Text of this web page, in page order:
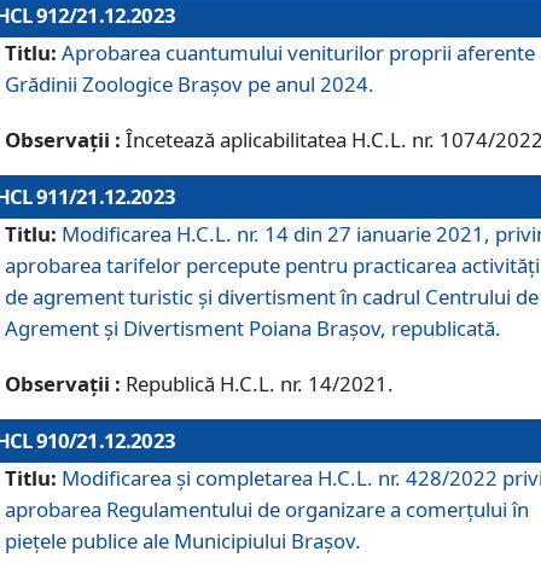
912/21.12.2023
Titlu: Aprobarea cuantumului veniturilor proprii aferente
Grădinii Zoologice Braşov pe anul 2024.
Observații : Încetează aplicabilitatea H.C.L. nr. 1074/
911/21.12.2023
Titlu: Modificarea H.C.L. nr. 14 din 27 ianuarie 2021,
aprobarea tarifelor percepute pentru practicarea
de agrement turistic și divertisment în cadrul Centrului de
Agrement și Divertisment Poiana Brașov, republicată.
Observații : Republică H.C.L. nr. 14/2021.
910/21.12.2023
Titlu: Modificarea și completarea H.C.L. nr. 428/2022
aprobarea Regulamentului de organizare a comerțului în
piețele publice ale Municipiului Braşov.